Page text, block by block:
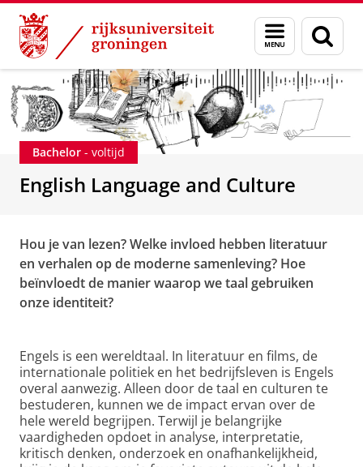
Skip
Content
Skip
Navigation
Menu
en
zoeken
Onderwijs English Language and Culture
Bachelor - voltijd
English Language and Culture
Hou je van lezen? Welke invloed hebben literatuur
en verhalen op de moderne samenleving? Hoe
beïnvloedt de manier waarop we taal gebruiken
onze identiteit?
Engels is een wereldtaal. In literatuur en films, de
internationale politiek en het bedrijfsleven is Engels
overal aanwezig. Alleen door de taal en culturen te
bestuderen, kunnen we de impact ervan over de
hele wereld begrijpen. Terwijl je belangrijke
vaardigheden opdoet in analyse, interpretatie,
kritisch denken, onderzoek en onafhankelijkheid,